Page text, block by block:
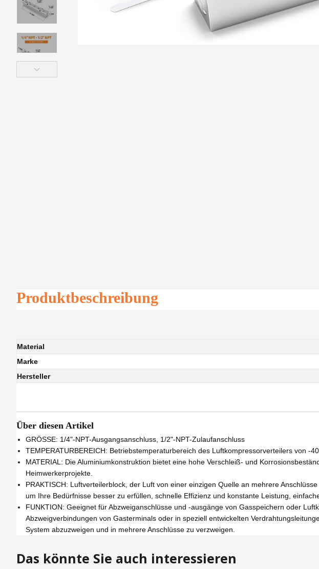
Produktbeschreibung
Material
Marke
Hersteller
Über diesen Artikel
GRÖSSE: 1/4"-NPT-Ausgangsanschluss, 1/2"-NPT-Zulaufanschluss
TEMPERATURBEREICH: Betriebstemperaturbereich des Luftkompressorverteilers von -
MATERIAL: Die Aluminiumkonstruktion bietet eine hohe Verschleiß- und
Heimwerkerprojekte.
PRAKTISCH: Luftverteilerblock, der Luft von einer einzigen Quelle an mehrere
um Ihre Bedürfnisse besser zu erfüllen, schnelle Effizienz und konstante Leistung,
FUNKTION: Geeignet für Abzweiganschlüsse und -ausgänge von Gasspeichern oder
Abzweigverbindungen von Gasterminals oder in speziell entwickelten
System abzuzweigen und in mehrere Anschlüsse zu verzweigen.
Das könnte Sie auch interessieren